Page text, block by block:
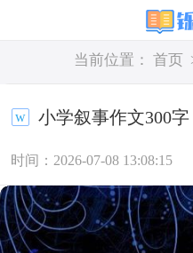
当前位置： 首页
小学叙事作文300字
时间：2026-07-08 13:08:15